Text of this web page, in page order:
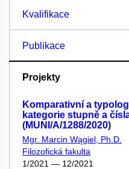
Kvalifikace
Publikace
Projekty
Komparativní a
kategorie stupně a
(MUNI/A/1288/2020)
Mgr. Marcin Wągiel, Ph.D.
Filozofická fakulta
1/2021 — 12/2021